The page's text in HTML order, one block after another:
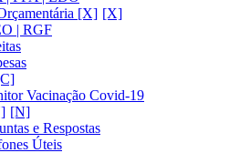
[X]
| RGF
Vacinação Covid-19
e Respostas
Úteis